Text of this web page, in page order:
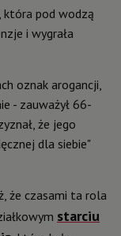
która pod wodzą
i wygrała
oznak arogancji,
- zauważył 66-
że jego
dla siebie"
że czasami ta rola
starciu